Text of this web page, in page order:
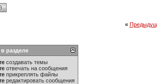
«
разделе
создавать темы
отвечать на сообщения
прикреплять файлы
редактировать сообщения